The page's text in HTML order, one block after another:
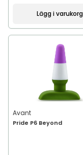
Lägg i varukorg
Avant
Pride P6 Beyond